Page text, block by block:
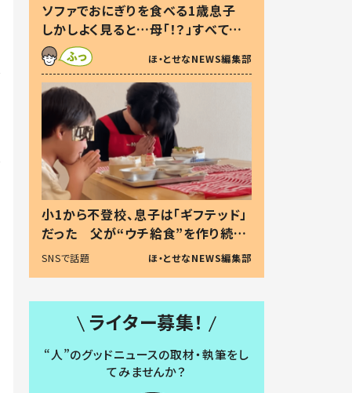
ソファでおにぎりを食べる1歳息子
しかしよく見ると…母「！？」すべてを
察した母の投稿に「可愛いから許
す！」「現行犯〜」
ほ・とせなNEWS編集部
小1から不登校、息子は「ギフテッド」
だった 父が“ウチ給食”を作り続け
る理由とは #令和の親 #令和の子
SNSで話題 ほ・とせなNEWS編集部
ライター募集！
“人”のグッドニュースの取材・執筆をし
てみませんか？